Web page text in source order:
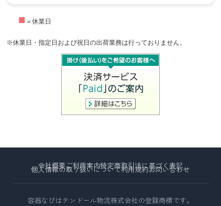
■ ＝休業日
※休業日・指定日および祝日の出荷業務は行っておりません。
会社概要ご利用案内特定商取引法に基づく表記
個人情報の取り扱いについて利用規約お問い合わせ
容器なびはテンドール物流株式会社の登録商標です。